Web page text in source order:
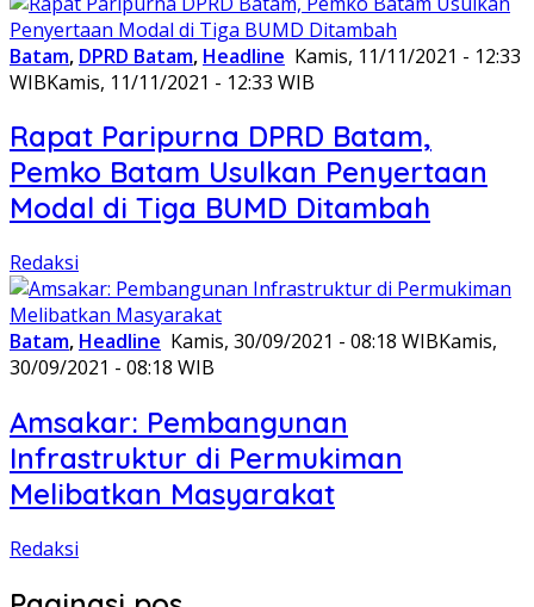
Batam, DPRD Batam, Headline Kamis, 11/11/2021 - 12:33
WIBKamis, 11/11/2021 - 12:33 WIB
Rapat Paripurna DPRD Batam,
Pemko Batam Usulkan Penyertaan
Modal di Tiga BUMD Ditambah
Redaksi
Batam, Headline Kamis, 30/09/2021 - 08:18 WIBKamis,
30/09/2021 - 08:18 WIB
Amsakar: Pembangunan
Infrastruktur di Permukiman
Melibatkan Masyarakat
Redaksi